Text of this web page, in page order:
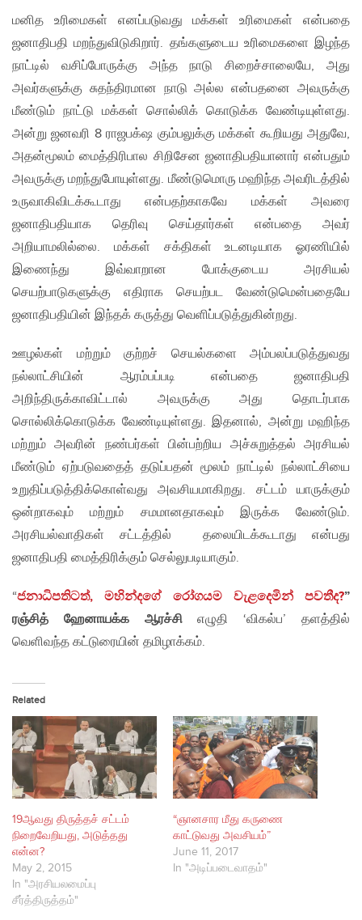
மனித உரிமைகள் எனப்படுவது மக்கள் உரிமைகள் என்பதை
ஜனாதிபதி மறந்துவிடுகிறார். தங்களுடைய உரிமைகளை இழந்த
நாட்டில் வசிப்போருக்கு அந்த நாடு சிறைச்சாலையே, அது
அவர்களுக்கு சுதந்திரமான நாடு அல்ல என்பதனை அவருக்கு
மீண்டும் நாட்டு மக்கள் சொல்லிக் கொடுக்க வேண்டியுள்ளது.
அன்று ஜனவரி 8 ராஜபக்‌ஷ கும்பலுக்கு மக்கள் கூறியது அதுவே,
அதன்மூலம் மைத்திரிபால சிறிசேன ஜனாதிபதியானார் என்பதும்
அவருக்கு மறந்துபோயுள்ளது. மீண்டுமொரு மஹிந்த அவரிடத்தில்
உருவாகிவிடக்கூடாது என்பதற்காகவே மக்கள் அவரை
ஜனாதிபதியாக தெரிவு செய்தார்கள் என்பதை அவர்
அறியாமலில்லை. மக்கள் சக்திகள் உடனடியாக ஓரணியில்
இணைந்து இவ்வாறான போக்குடைய அரசியல்
செயற்பாடுகளுக்கு எதிராக செயற்பட வேண்டுமென்பதையே
ஜனாதிபதியின் இந்தக் கருத்து வெளிப்படுத்துகின்றது.
ஊழல்கள் மற்றும் குற்றச் செயல்களை அம்பலப்படுத்துவது
நல்லாட்சியின் ஆரம்பப்படி என்பதை ஜனாதிபதி
அறிந்திருக்காவிட்டால் அவருக்கு அது தொடர்பாக
சொல்லிக்கொடுக்க வேண்டியுள்ளது. இதனால், அன்று மஹிந்த
மற்றும் அவரின் நண்பர்கள் பின்பற்றிய அச்சுறுத்தல் அரசியல்
மீண்டும் ஏற்படுவதைத் தடுப்பதன் மூலம் நாட்டில் நல்லாட்சியை
உறுதிப்படுத்திக்கொள்வது அவசியமாகிறது. சட்டம் யாருக்கும்
ஒன்றாகவும் மற்றும் சமமானதாகவும் இருக்க வேண்டும்.
அரசியல்வாதிகள் சட்டத்தில் தலையிடக்கூடாது என்பது
ஜனாதிபதி மைத்திரிக்கும் செல்லுபடியாகும்.
“ජනාධිපතිටත්, මහින්දගේ රෝගයම වැළදෙමින් පවතීද?”
ரஞ்சித் ஹேனாயக்க ஆரச்சிஎழுதி ‘விகல்ப’ தளத்தில்
வெளிவந்த கட்டுரையின் தமிழாக்கம்.
Related
19ஆவது திருத்தச் சட்டம்
நிறைவேறியது, அடுத்தது
என்ன?
May 2, 2015
In "அரசியலமைப்பு
சீர்த்திருத்தம்"
“ஞானசார மீது கருணை
காட்டுவது அவசியம்”
June 11, 2017
In "அடிப்படைவாதம்"